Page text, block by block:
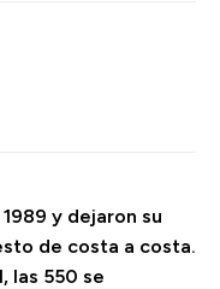
y dejaron su
de costa a costa.
las 550 se